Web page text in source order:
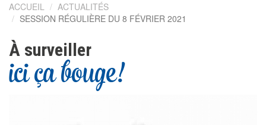
ACCUEIL
ACTUALITÉS
SESSION RÉGULIÈRE DU 8 FÉVRIER 2021
À surveiller
ici ça bouge!